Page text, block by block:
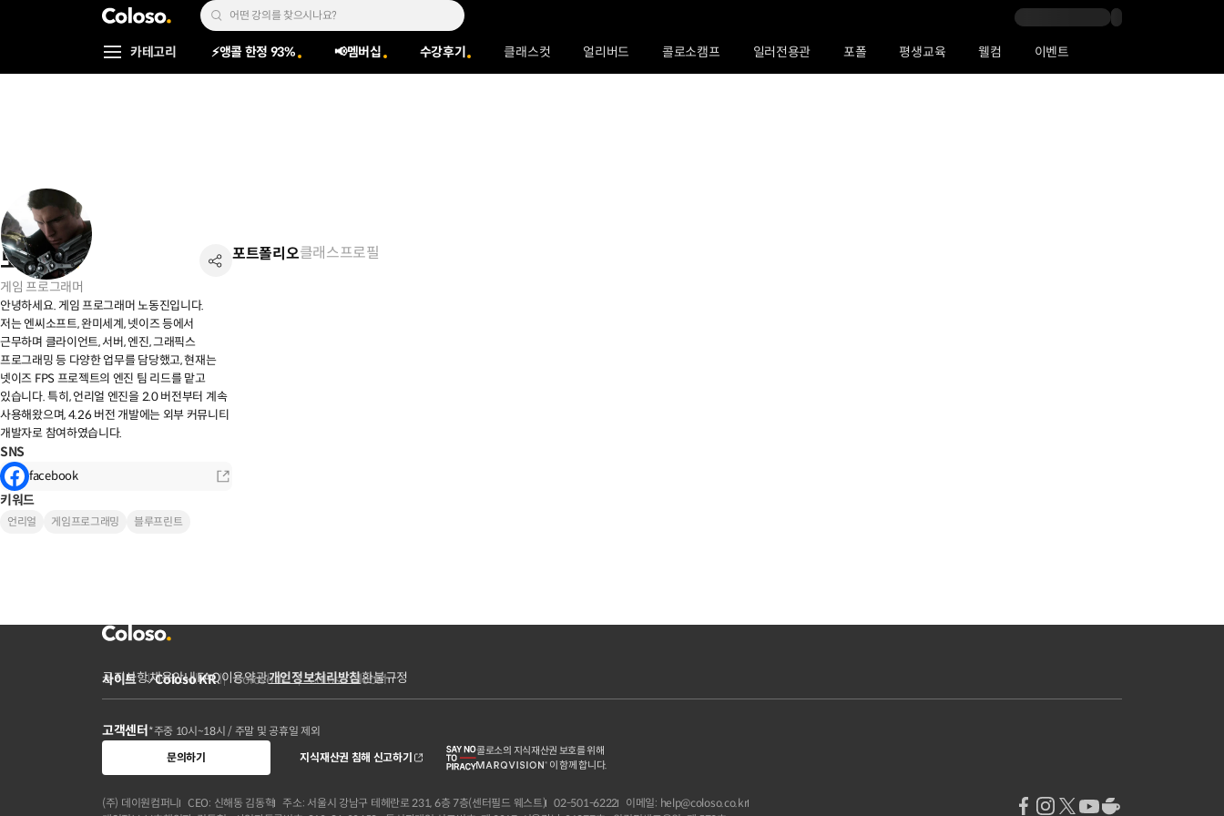
콜로소
Search Input
Coloso Menu
카테고리 ⚡앵콜 한정 93% 📢멤버십 수강후기 클래스컷 얼리버드 콜로소캠프 일러전용관 포폴 평생교육 웰컴 이벤트
노동진
게임 프로그래머
안녕하세요. 게임 프로그래머 노동진입니다.
저는 엔씨소프트, 완미세계, 넷이즈 등에서
근무하며 클라이언트, 서버, 엔진, 그래픽스
프로그래밍 등 다양한 업무를 담당했고, 현재는
넷이즈 FPS 프로젝트의 엔진 팀 리드를 맡고
있습니다. 특히, 언리얼 엔진을 2.0 버전부터 계속
사용해왔으며, 4.26 버전 개발에는 외부 커뮤니티
개발자로 참여하였습니다.
SNS
facebook
키워드
언리얼 게임프로그래밍 블루프린트
포트폴리오클래스프로필
공지사항채용안내FAQ이용약관개인정보처리방침환불규정
고객센터*주중 10시~18시 / 주말 및 공휴일 제외
문의하기
지식재산권 침해 신고하기
콜로소의 지식재산권 보호를 위해
이 함께 합니다.
사이트 Coloso KR Coloso JP Coloso Global
(주) 데이원컴퍼니 CEO: 신해동 김동혁 주소: 서울시 강남구 테헤란로 231, 6층 7층(센터필드 웨스트) 02-501-6222
이메일: help@coloso.co.kr